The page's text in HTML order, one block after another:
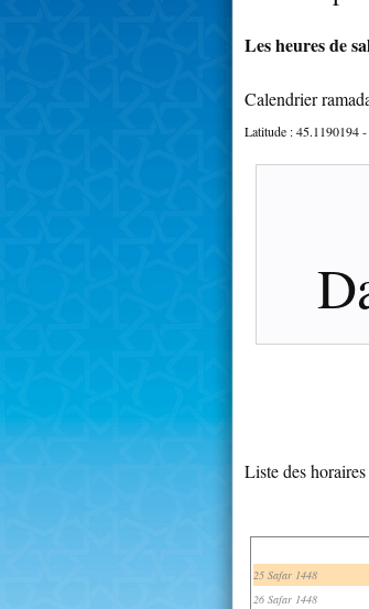
Les heures de
Calendrier
Latitude :45.1190194-
Liste des
25 Safar 1448
26 Safar 1448